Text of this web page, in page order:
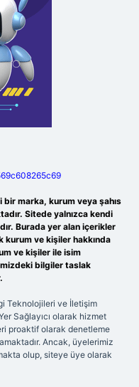
marka, kurum veya şahıs
Sitede yalnızca kendi
Burada yer alan içerikler
kurum ve kişiler hakkında
ve kişiler ile isim
bilgiler taslak
Teknolojileri ve İletişim
Sağlayıcı olarak hizmet
proaktif olarak denetleme
Ancak, üyelerimiz
olup, siteye üye olarak